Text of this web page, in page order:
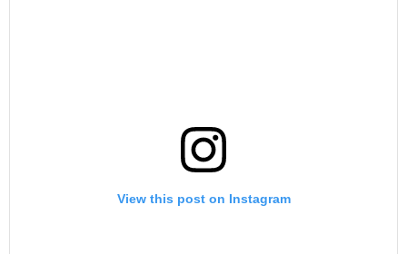
View this post on Instagram